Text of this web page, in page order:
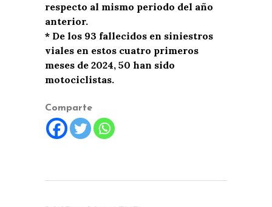
respecto al mismo periodo del año
anterior.
* De los 93 fallecidos en siniestros
viales en estos cuatro primeros
meses de 2024, 50 han sido
motociclistas.
Comparte